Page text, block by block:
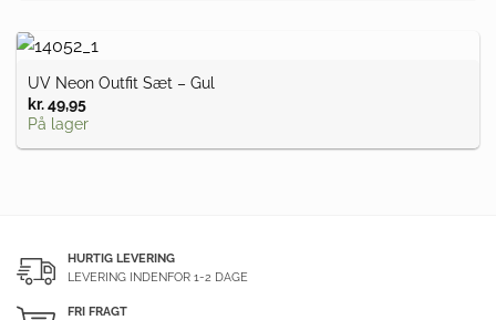
UV Neon Outfit Sæt – Gul
kr.49,95
På lager
HURTIG LEVERING
LEVERING INDENFOR 1-2 DAGE
FRI FRAGT